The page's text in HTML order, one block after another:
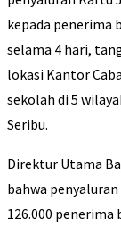
kepada penerima
selama 4 hari,
lokasi Kantor
sekolah di 5
Seribu.
Direktur Utama
bahwa
126.000